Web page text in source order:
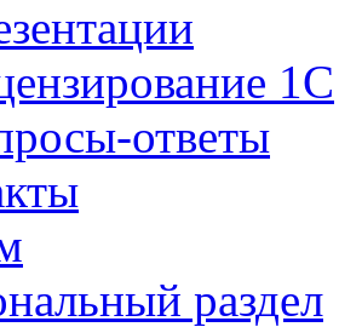
1С
ответы
раздел